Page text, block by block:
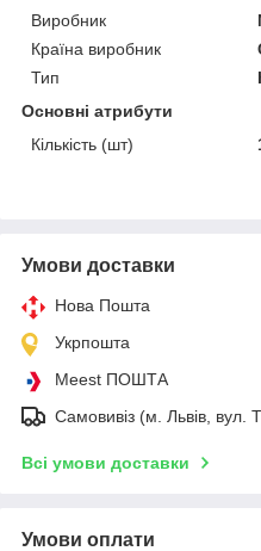
Виробник
Країна виробник
Тип
Основні атрибути
Кількість (шт)
Умови доставки
Нова Пошта
Укрпошта
Meest ПОШТА
Самовивіз (м. Львів, вул.
Всі умови доставки
Умови оплати